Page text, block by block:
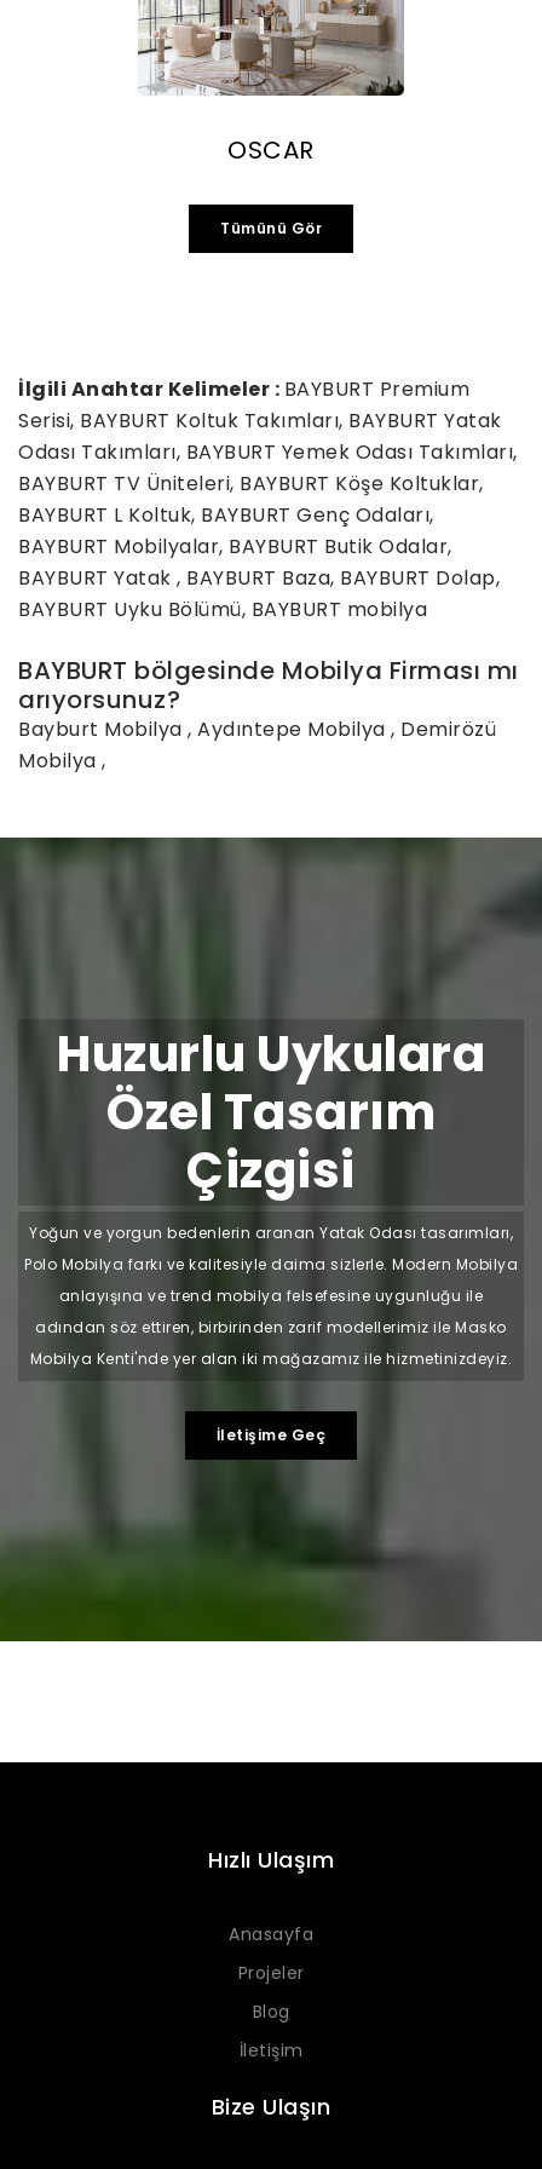
OSCAR
Tümünü Gör
İlgili Anahtar Kelimeler : BAYBURT Premium
Serisi, BAYBURT Koltuk Takımları, BAYBURT Yatak
Odası Takımları, BAYBURT Yemek Odası Takımları,
BAYBURT TV Üniteleri, BAYBURT Köşe Koltuklar,
BAYBURT L Koltuk, BAYBURT Genç Odaları,
BAYBURT Mobilyalar, BAYBURT Butik Odalar,
BAYBURT Yatak , BAYBURT Baza, BAYBURT Dolap,
BAYBURT Uyku Bölümü, BAYBURT mobilya
BAYBURT bölgesinde Mobilya Firması mı
arıyorsunuz?
Bayburt Mobilya , Aydıntepe Mobilya , Demirözü
Mobilya ,
Huzurlu Uykulara
Özel Tasarım
Çizgisi
Yoğun ve yorgun bedenlerin aranan Yatak Odası tasarımları,
Polo Mobilya farkı ve kalitesiyle daima sizlerle. Modern Mobilya
anlayışına ve trend mobilya felsefesine uygunluğu ile
adından söz ettiren, birbirinden zarif modellerimiz ile Masko
Mobilya Kenti'nde yer alan iki mağazamız ile hizmetinizdeyiz.
İletişime Geç
Hızlı Ulaşım
Anasayfa
Projeler
Blog
İletişim
Bize Ulaşın